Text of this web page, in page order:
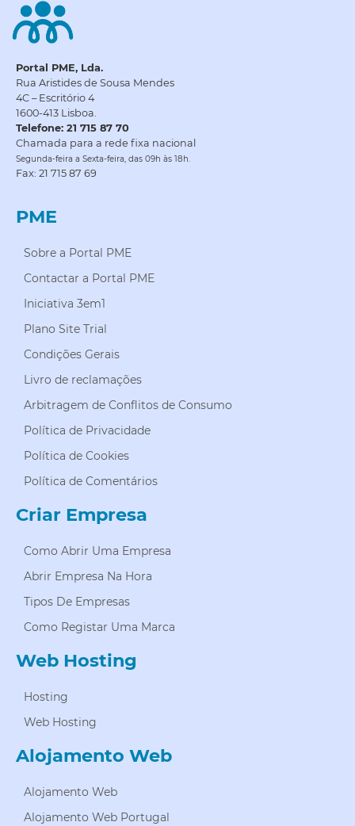
Portal PME, Lda.
Rua Aristides de Sousa Mendes
4C – Escritório 4
1600-413 Lisboa.
Telefone: 21 715 87 70
Chamada para a rede fixa nacional
Segunda-feira a Sexta-feira, das 09h às 18h.
Fax: 21 715 87 69
PME
Sobre a Portal PME
Contactar a Portal PME
Iniciativa 3em1
Plano Site Trial
Condições Gerais
Livro de reclamações
Arbitragem de Conflitos de Consumo
Política de Privacidade
Política de Cookies
Política de Comentários
Criar Empresa
Como Abrir Uma Empresa
Abrir Empresa Na Hora
Tipos De Empresas
Como Registar Uma Marca
Web Hosting
Hosting
Web Hosting
Alojamento Web
Alojamento Web
Alojamento Web Portugal